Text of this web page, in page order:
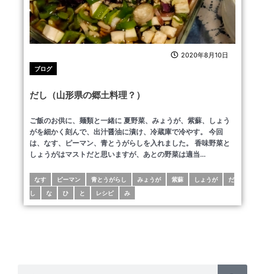
2020年8月10日
ブログ
だし（山形県の郷土料理？）
ご飯のお供に、麺類と一緒に 夏野菜、みょうが、紫蘇、しょう
がを細かく刻んで、出汁醤油に漬け、冷蔵庫で冷やす。 今回
は、なす、ピーマン、青とうがらしを入れました。 香味野菜と
しょうがはマストだと思いますが、あとの野菜は適当…
なす ピーマン 青とうがらし みょうが 紫蘇 しょうが
だ
し
な ひ と レシピ み